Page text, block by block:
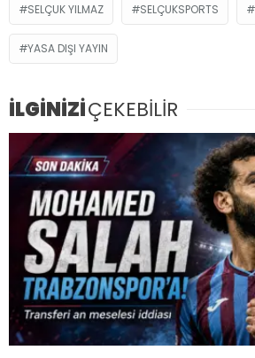
SELÇUK YILMAZ SELÇUKSPORTS
YASA DIŞI YAYIN
İLGİNİZİÇEKEBİLİR